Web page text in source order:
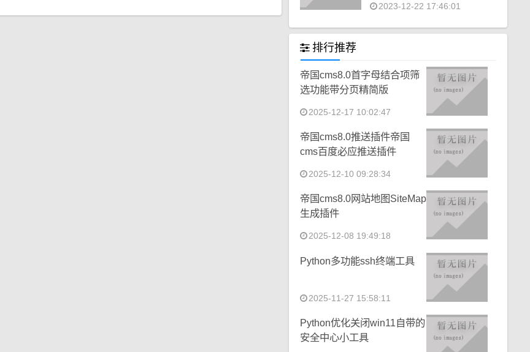
2023-12-22 17:46:01
排行推荐
帝国cms8.0首字母结合项筛
选功能带分页精简版
2025-12-17 10:02:47
帝国cms8.0推送插件帝国
cms百度必应推送插件
2025-12-10 09:28:34
帝国cms8.0网站地图SiteMap
生成插件
2025-12-08 19:49:18
Python多功能ssh终端工具
2025-11-27 15:58:11
Python优化关闭win11自带的
安全中心小工具